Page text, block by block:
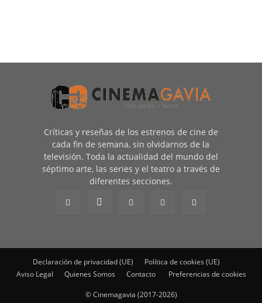
Críticas y reseñas de los estrenos de cine de
cada fin de semana, sin olvidarnos de la
televisión. Toda la actualidad del mundo del
séptimo arte, las series y el teatro a través de
diferentes secciones.
Declaración de privacidad (UE)
Política de cookies (UE)
Aviso Legal
Quienes Somos Contacto Preferencias de cookies
© Cinemagavia (2017-2026)